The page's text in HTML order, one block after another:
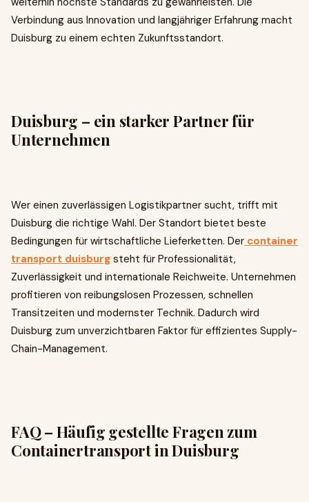
Verbindung aus Innovation und langjähriger Erfahrung macht
Duisburg zu einem echten Zukunftsstandort.
Duisburg – ein starker Partner für
Unternehmen
Wer einen zuverlässigen Logistikpartner sucht, trifft mit
Duisburg die richtige Wahl. Der Standort bietet beste
Bedingungen für wirtschaftliche Lieferketten. Der container
transport duisburg steht für Professionalität,
Zuverlässigkeit und internationale Reichweite. Unternehmen
profitieren von reibungslosen Prozessen, schnellen
Transitzeiten und modernster Technik. Dadurch wird
Duisburg zum unverzichtbaren Faktor für effizientes Supply-
Chain-Management.
FAQ – Häufig gestellte Fragen zum
Containertransport in Duisburg